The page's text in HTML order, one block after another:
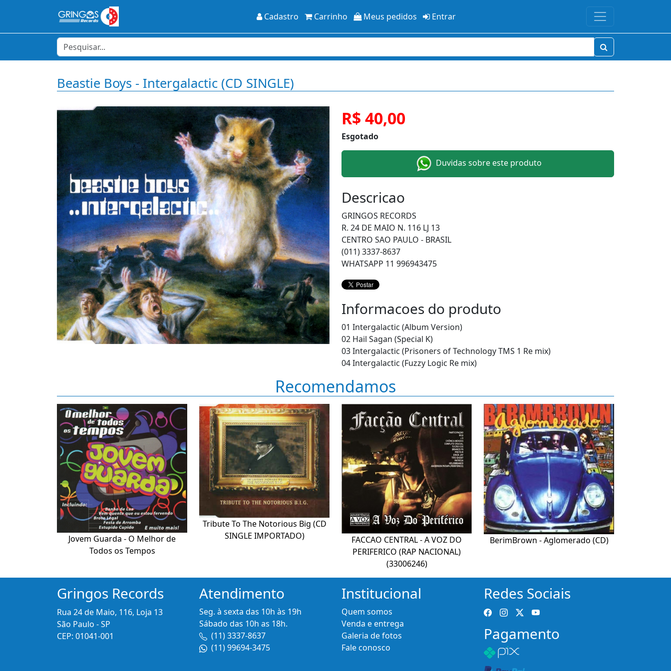
Cadastro Carrinho Meus pedidos Entrar
Beastie Boys - Intergalactic (CD SINGLE)
R$ 40,00
Esgotado
Duvidas sobre este produto
Descricao
GRINGOS RECORDS
R. 24 DE MAIO N. 116 LJ 13
CENTRO SAO PAULO - BRASIL
(011) 3337-8637
WHATSAPP 11 996943475
Informacoes do produto
01 Intergalactic (Album Version)
02 Hail Sagan (Special K)
03 Intergalactic (Prisoners of Technology TMS 1 Re mix)
04 Intergalactic (Fuzzy Logic Re mix)
Recomendamos
Jovem Guarda - O Melhor de
Todos os Tempos
Tribute To The Notorious Big (CD
SINGLE IMPORTADO)
FACCAO CENTRAL - A VOZ DO
PERIFERICO (RAP NACIONAL)
(33006246)
BerimBrown - Aglomerado (CD)
Gringos Records
Rua 24 de Maio, 116, Loja 13
São Paulo - SP
CEP: 01041-001
Atendimento
Seg. à sexta das 10h às 19h
Sábado das 10h as 18h.
(11) 3337-8637
(11) 99694-3475
Institucional
Quem somos
Venda e entrega
Galeria de fotos
Fale conosco
Redes Sociais
Pagamento